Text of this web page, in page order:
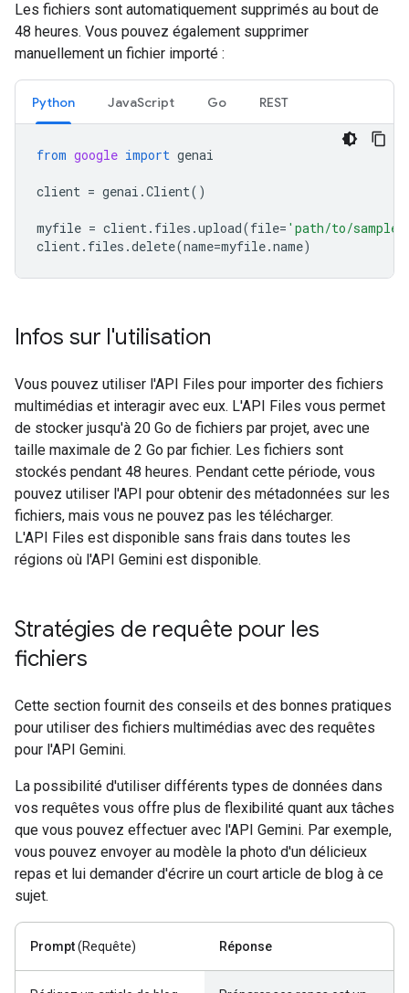
Les fichiers sont automatiquement supprimés au bout de
48 heures. Vous pouvez également supprimer
manuellement un fichier importé :
Python JavaScript Go REST
from google import genai
client = genai .Client()
myfile = client. files .upload(file= 'path/to/
client. files .delete(name=myfile.name)
Infos sur l'utilisation
Vous pouvez utiliser l'API Files pour importer des fichiers
multimédias et interagir avec eux. L'API Files vous permet
de stocker jusqu'à 20 Go de fichiers par projet, avec une
taille maximale de 2 Go par fichier. Les fichiers sont
stockés pendant 48 heures. Pendant cette période, vous
pouvez utiliser l'API pour obtenir des métadonnées sur les
fichiers, mais vous ne pouvez pas les télécharger.
L'API Files est disponible sans frais dans toutes les
régions où l'API Gemini est disponible.
Stratégies de requête pour les
fichiers
Cette section fournit des conseils et des bonnes pratiques
pour utiliser des fichiers multimédias avec des requêtes
pour l'API Gemini.
La possibilité d'utiliser différents types de données dans
vos requêtes vous offre plus de flexibilité quant aux tâches
que vous pouvez effectuer avec l'API Gemini. Par exemple,
vous pouvez envoyer au modèle la photo d'un délicieux
repas et lui demander d'écrire un court article de blog à ce
sujet.
Prompt(Requête) Réponse